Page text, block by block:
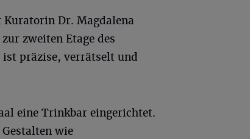
Kuratorin Dr. Magdalena
zweiten Etage des
präzise, verrätselt und
eine Trinkbar eingerichtet.
wie